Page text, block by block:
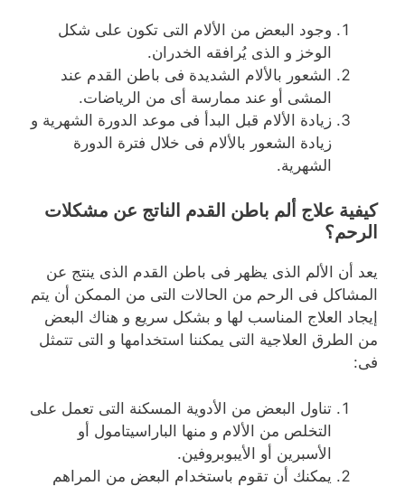
وجود البعض من الألام التى تكون على شكل
الوخز و الذى يُرافقه الخدران.
الشعور بالألام الشديدة فى باطن القدم عند
المشى أو عند ممارسة أى من الرياضات.
زيادة الألام قبل البدأ فى موعد الدورة الشهرية و
زيادة الشعور بالألام فى خلال فترة الدورة
الشهرية.
كيفية علاج ألم باطن القدم الناتج عن مشكلات
الرحم؟
يعد أن الألم الذى يظهر فى باطن القدم الذى ينتج عن
المشاكل فى الرحم من الحالات التى من الممكن أن يتم
إيجاد العلاج المناسب لها و بشكل سريع و هناك البعض
من الطرق العلاجية التى يمكننا استخدامها و التى تتمثل
فى:
تناول البعض من الأدوية المسكنة التى تعمل على
التخلص من الألام و منها الباراسيتامول أو
الأسبرين أو الأيبوبروفين.
يمكنك أن تقوم باستخدام البعض من المراهم